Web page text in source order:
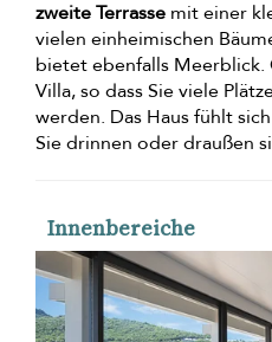
zweite Terrasse mit einer
vielen einheimischen
bietet ebenfalls Meerblick.
Villa, so dass Sie viele
werden. Das Haus fühlt
Sie drinnen oder draußen
Innenbereiche